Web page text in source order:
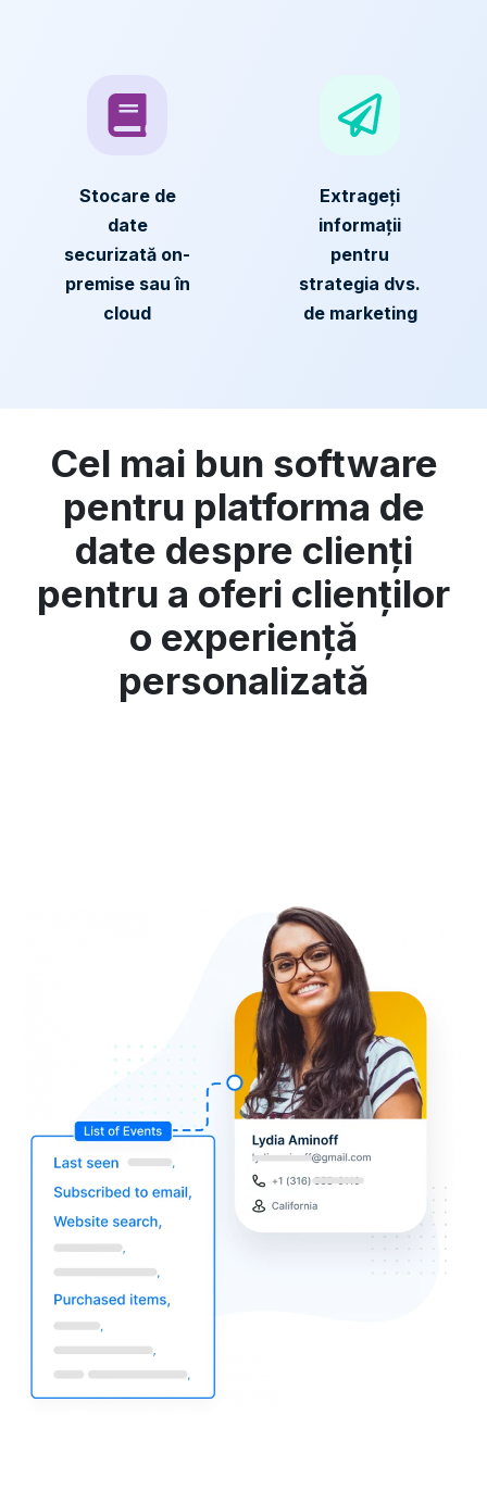
Stocare de
date
securizată on-
premise sau în
cloud
Extrageți
informații
pentru
strategia dvs.
de marketing
Cel mai bun software
pentru platforma de
date despre clienți
pentru a oferi clienților
o experiență
personalizată